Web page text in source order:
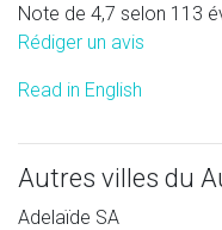
Note de 4,7 selon 113
Rédiger un avis
Read in English
Autres villes du
Adelaïde SA